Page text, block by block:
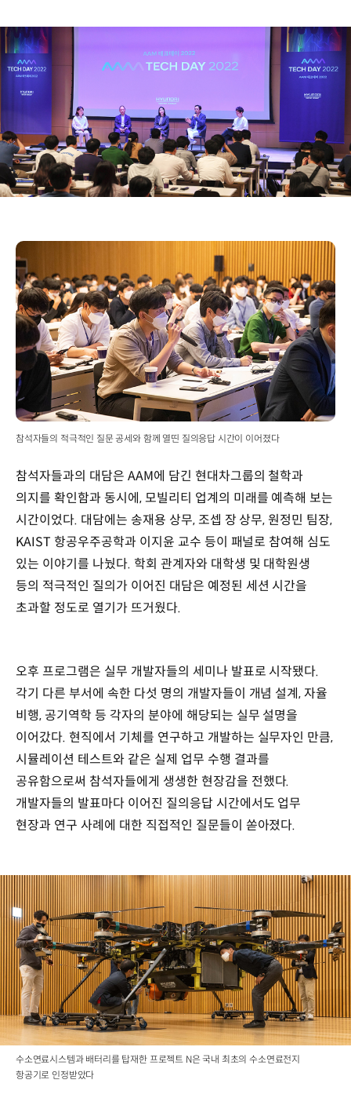
참석자들의 적극적인 질문 공세와 함께 열띤 질의응답 시간이 이어졌다
참석자들과의 대담은 AAM에 담긴 현대차그룹의 철학과
의지를 확인함과 동시에, 모빌리티 업계의 미래를 예측해 보는
시간이었다. 대담에는 송재용 상무, 조셉 장 상무, 원정민 팀장,
KAIST 항공우주공학과 이지윤 교수 등이 패널로 참여해 심도
있는 이야기를 나눴다. 학회 관계자와 대학생 및 대학원생
등의 적극적인 질의가 이어진 대담은 예정된 세션 시간을
초과할 정도로 열기가 뜨거웠다.
오후 프로그램은 실무 개발자들의 세미나 발표로 시작됐다.
각기 다른 부서에 속한 다섯 명의 개발자들이 개념 설계, 자율
비행, 공기역학 등 각자의 분야에 해당되는 실무 설명을
이어갔다. 현직에서 기체를 연구하고 개발하는 실무자인 만큼,
시뮬레이션 테스트와 같은 실제 업무 수행 결과를
공유함으로써 참석자들에게 생생한 현장감을 전했다.
개발자들의 발표마다 이어진 질의응답 시간에서도 업무
현장과 연구 사례에 대한 직접적인 질문들이 쏟아졌다.
수소연료시스템과 배터리를 탑재한 프로젝트 N은 국내 최초의 수소연료전지
항공기로 인정받았다